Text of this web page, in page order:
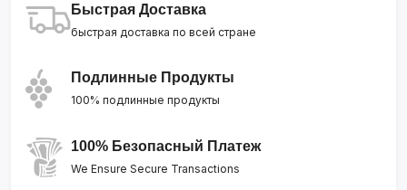
Быстрая Доставка
быстрая доставка по всей стране
Подлинные Продукты
100% подлинные продукты
100% Безопасный Платеж
We Ensure Secure Transactions